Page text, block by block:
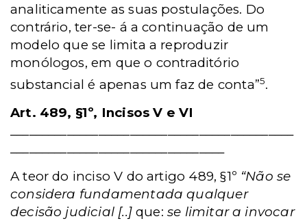
analiticamente as suas postulações. Do
contrário, ter-se- á a continuação de um
modelo que se limita a reproduzir
monólogos, em que o contraditório
substancial é apenas um faz de conta”5.
Art. 489, §1º, Incisos V e VI
A teor do inciso V do artigo 489, §1º “Não se
considera fundamentada qualquer
decisão judicial [..]que: se limitar a invocar